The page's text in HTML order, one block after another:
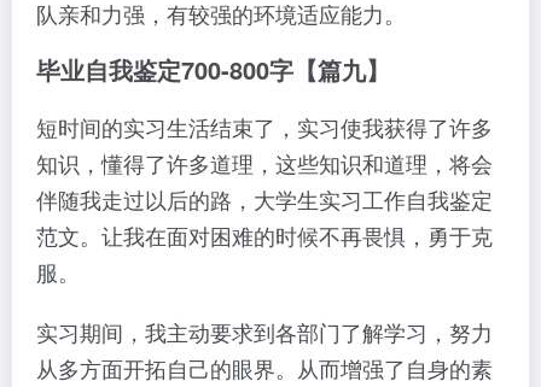
队亲和力强，有较强的环境适应能力。
毕业自我鉴定700-800字【篇九】
短时间的实习生活结束了，实习使我获得了许多
知识，懂得了许多道理，这些知识和道理，将会
伴随我走过以后的路，大学生实习工作自我鉴定
范文。让我在面对困难的时候不再畏惧，勇于克
服。
实习期间，我主动要求到各部门了解学习，努力
从多方面开拓自己的眼界。从而增强了自身的素